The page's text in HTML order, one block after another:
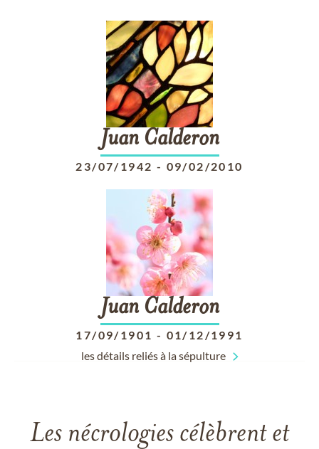
Juan Calderon
23/07/1942 - 09/02/2010
Juan Calderon
17/09/1901 - 01/12/1991
les détails reliés à la sépulture
Les nécrologies célèbrent et